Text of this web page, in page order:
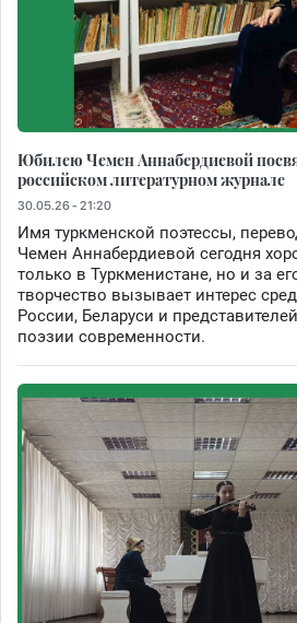
Юбилею Чемен Аннабердиевой
российском литературном журнале
30.05.26 - 21:20
Имя туркменской поэтессы,
Чемен Аннабердиевой сегодня
только в Туркменистане, но и за
творчество вызывает интерес
России, Беларуси и
поэзии современности.